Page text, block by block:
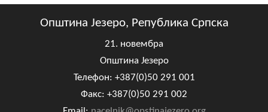
Општина Језеро, Република Српска
21. новембра
Општина Језеро
Телефон: +387(0)50 291 001
Факс: +387(0)50 291 002